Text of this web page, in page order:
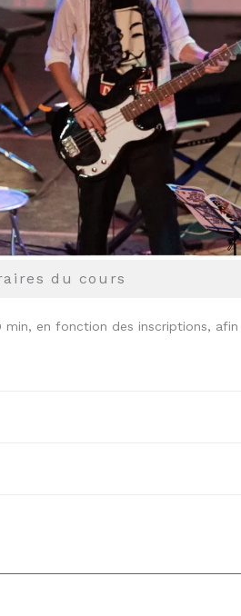
du cours
en fonction des inscriptions, afin